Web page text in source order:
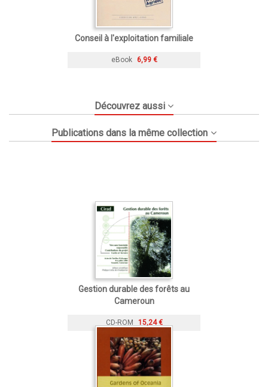
Conseil à l'exploitation familiale
eBook 6,99 €
Découvrez aussi
Publications dans la même collection
Gestion durable des forêts au
Cameroun
CD-ROM 15,24 €